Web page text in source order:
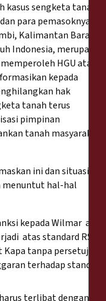
sengketa tanah
para pemasoknya, di
Kalimantan Barat,
Indonesia, merupakan
HGU atas
kepada
hak
tanah terus
pimpinan
tanah masyarakat
ini dan situasi-
menuntut hal-hal
kepada Wilmar atas
atas standard RSPO
tanpa persetujuan
terhadap standard
terlibat dengan